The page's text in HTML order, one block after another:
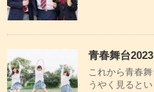
青春舞台
これから青春
うやく見ると